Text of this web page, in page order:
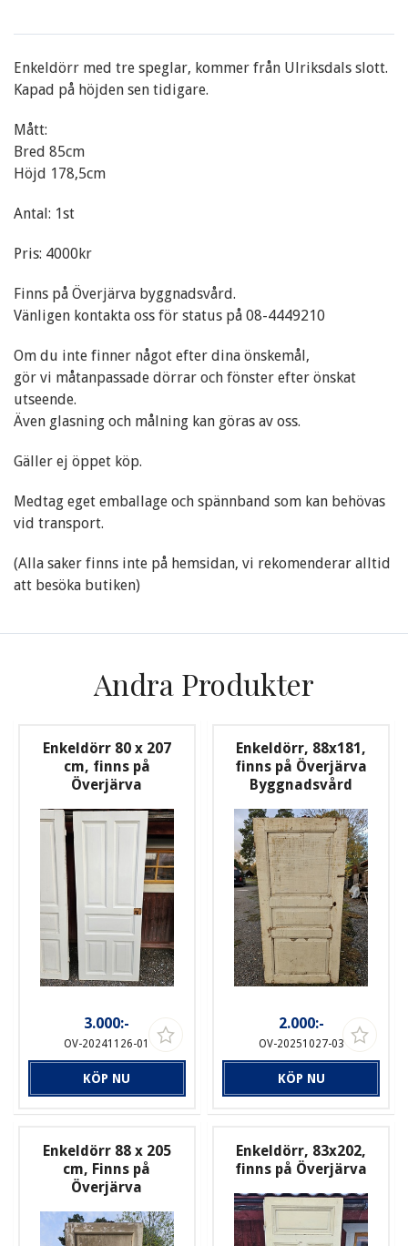
Enkeldörr med tre speglar, kommer från Ulriksdals slott.
Kapad på höjden sen tidigare.
Mått:
Bred 85cm
Höjd 178,5cm
Antal: 1st
Pris: 4000kr
Finns på Överjärva byggnadsvård.
Vänligen kontakta oss för status på 08-4449210
Om du inte finner något efter dina önskemål,
gör vi måtanpassade dörrar och fönster efter önskat
utseende.
Även glasning och målning kan göras av oss.
Gäller ej öppet köp.
Medtag eget emballage och spännband som kan behövas
vid transport.
(Alla saker finns inte på hemsidan, vi rekomenderar alltid
att besöka butiken)
Andra Produkter
Enkeldörr 80 x 207
cm, finns på
Överjärva
3.000:-
OV-20241126-01
KÖP NU
Enkeldörr, 88x181,
finns på Överjärva
Byggnadsvård
2.000:-
OV-20251027-03
KÖP NU
Enkeldörr 88 x 205
cm, Finns på
Överjärva
Enkeldörr, 83x202,
finns på Överjärva